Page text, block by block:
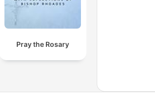
Pray the Rosary